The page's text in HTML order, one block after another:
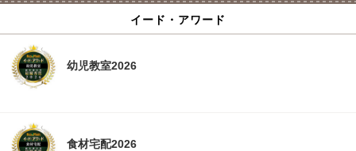
イード・アワード
幼児教室2026
食材宅配2026